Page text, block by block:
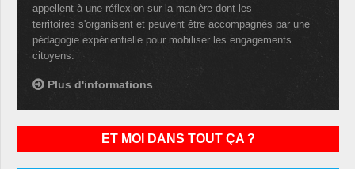
appellent à une réflexion sur la manière dont les
territoires s'organisent et peuvent être accompagnés par une
pédagogie expérientielle pour mobiliser les engagements
citoyens.
Plus d'informations
ET MOI DANS TOUT ÇA ?